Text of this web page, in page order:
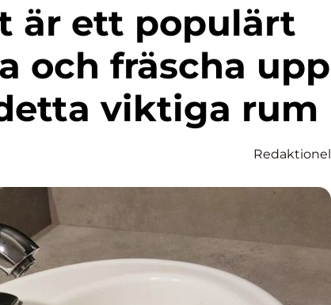
är ett populärt
och fräscha upp
viktiga rum
Redaktionel